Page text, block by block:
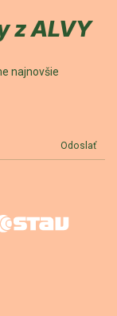
z ALVY
najnovšie
Odoslať